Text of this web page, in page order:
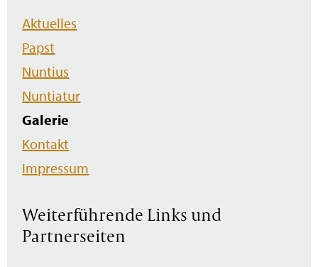
Navigation
überspringen
Aktuelles
Papst
Nuntius
Nuntiatur
Galerie
Kontakt
Impressum
Weiterführende Links und
Partnerseiten